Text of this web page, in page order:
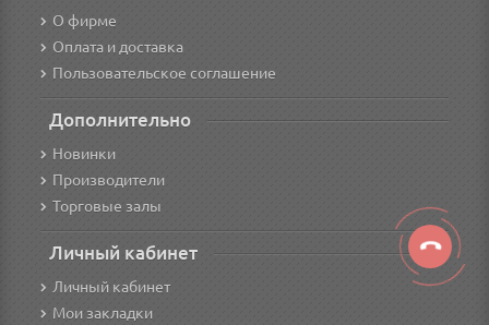
О фирме
Оплата и доставка
Пользовательское соглашение
Дополнительно
Новинки
Производители
Торговые залы
Личный кабинет
Личный кабинет
Мои закладки